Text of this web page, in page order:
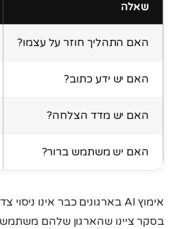
שאלה
האם התהליך חוזר על עצמו?
האם יש ידע כתוב?
האם יש מדד הצלחה?
האם יש משתמש ברור?